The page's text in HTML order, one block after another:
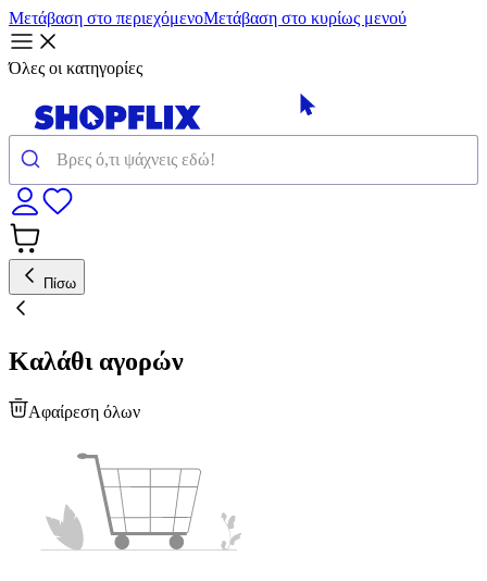
Μετάβαση στο περιεχόμενοΜετάβαση στο κυρίως μενού
Όλες οι κατηγορίες
Πίσω
Καλάθι αγορών
Αφαίρεση όλων